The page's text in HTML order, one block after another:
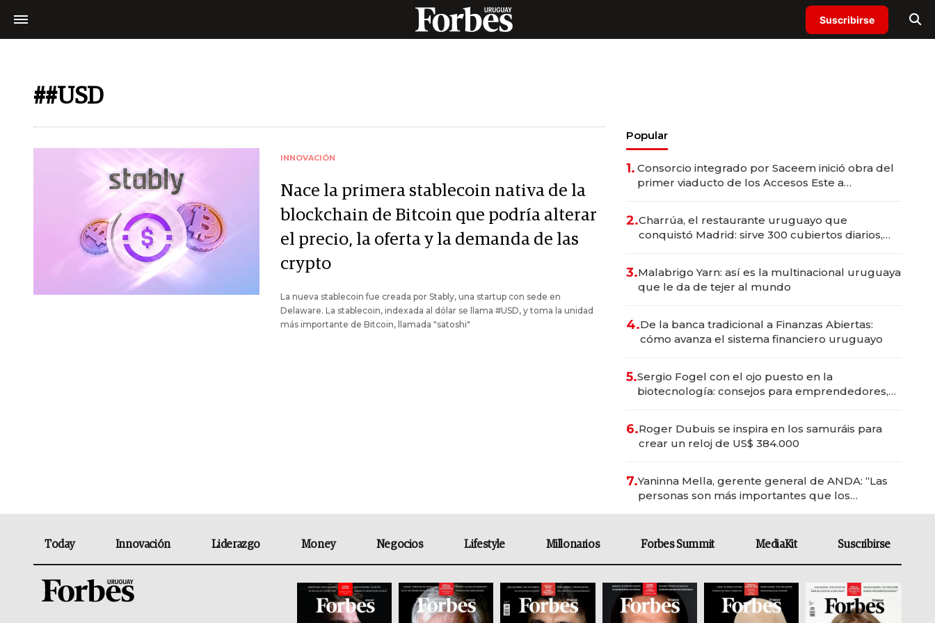
Suscribirse
##USD
INNOVACIÓN
Nace la primera stablecoin nativa de la
blockchain de Bitcoin que podría alterar
el precio, la oferta y la demanda de las
crypto
La nueva stablecoin fue creada por Stably, una startup con sede en
Delaware. La stablecoin, indexada al dólar se llama #USD, y toma la unidad
más importante de Bitcoin, llamada "satoshi"
Popular
1. Consorcio integrado por Saceem inició obra del
primer viaducto de los Accesos Este a
2.Charrúa, el restaurante uruguayo que
conquistó Madrid: sirve 300 cubiertos diarios,
3.Malabrigo Yarn: así es la multinacional uruguaya
que le da de tejer al mundo
4.De la banca tradicional a Finanzas Abiertas:
cómo avanza el sistema financiero uruguayo
5.Sergio Fogel con el ojo puesto en la
biotecnología: consejos para emprendedores,
6.Roger Dubuis se inspira en los samuráis para
crear un reloj de US$ 384.000
7.Yaninna Mella, gerente general de ANDA: “Las
personas son más importantes que los
Today Innovación Liderazgo Money Negocios Lifestyle Millonarios Forbes Summit MediaKit Suscribirse